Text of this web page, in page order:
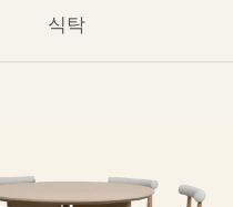
식탁